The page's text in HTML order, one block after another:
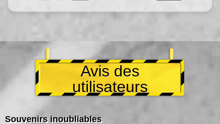
Avis des
utilisateurs
Souvenirs inoubliables